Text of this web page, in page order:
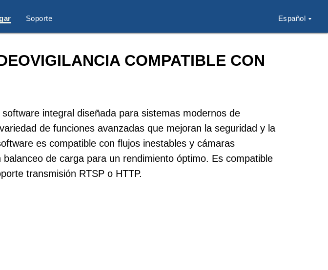
Soporte Español
COMPATIBLE CON
integral diseñada para sistemas modernos de
de funciones avanzadas que mejoran la seguridad y la
es compatible con flujos inestables y cámaras
de carga para un rendimiento óptimo. Es compatible
transmisión RTSP o HTTP.